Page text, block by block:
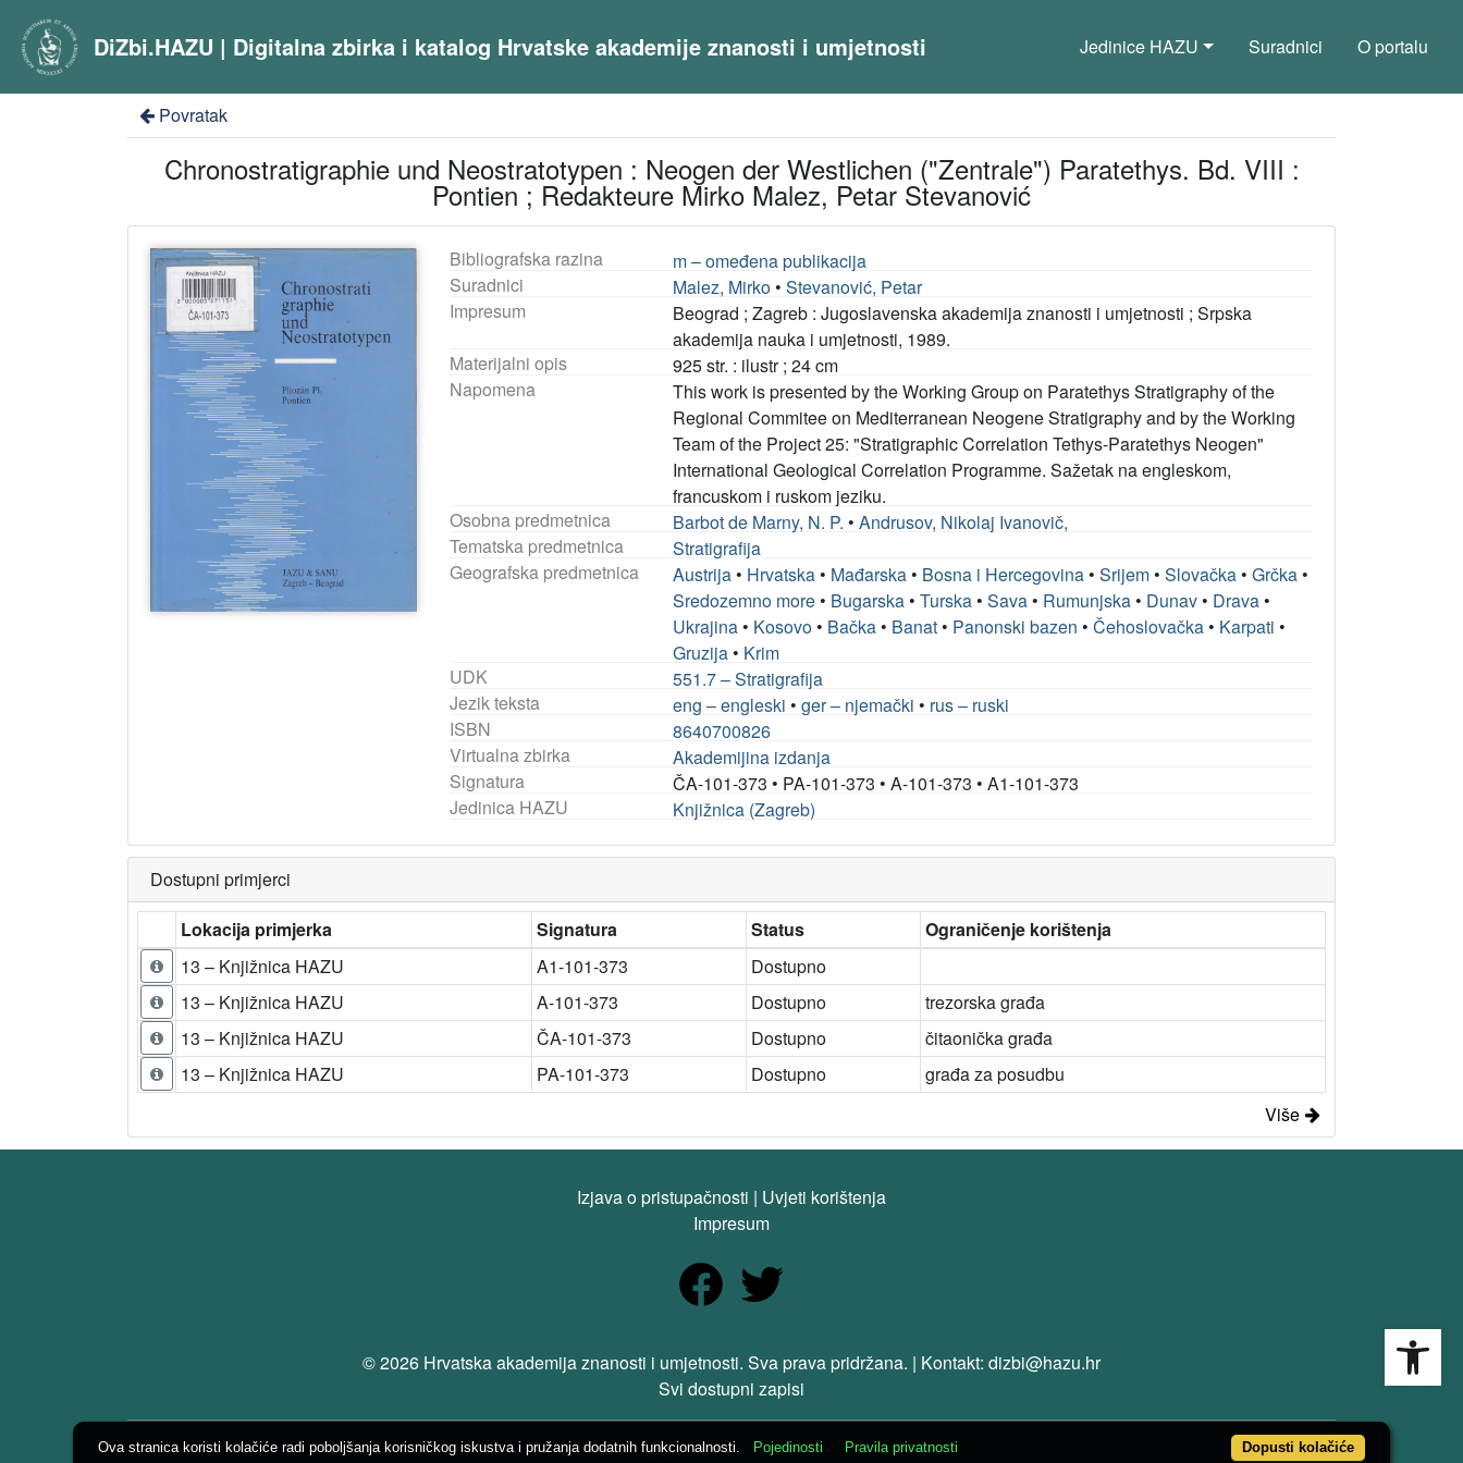
DiZbi.HAZU | Digitalna zbirka i katalog Hrvatske akademije znanosti i umjetnosti Jedinice HAZU Suradnici O portalu
Povratak
Chronostratigraphie und Neostratotypen : Neogen der Westlichen ("Zentrale") Paratethys. Bd. VIII :
Pontien ; Redakteure Mirko Malez, Petar Stevanović
Bibliografska razina
m – omeđena publikacija
Suradnici
Malez, Mirko •Stevanović, Petar
Impresum
Beograd ; Zagreb : Jugoslavenska akademija znanosti i umjetnosti ; Srpska
akademija nauka i umjetnosti, 1989.
Materijalni opis
925 str. : ilustr ; 24 cm
Napomena
This work is presented by the Working Group on Paratethys Stratigraphy of the
Regional Commitee on Mediterranean Neogene Stratigraphy and by the Working
Team of the Project 25: "Stratigraphic Correlation Tethys-Paratethys Neogen"
International Geological Correlation Programme. Sažetak na engleskom,
francuskom i ruskom jeziku.
Osobna predmetnica
Barbot de Marny, N. P. •Andrusov, Nikolaj Ivanovič,
Tematska predmetnica
Stratigrafija
Geografska predmetnica
Austrija • Hrvatska • Mađarska • Bosna i Hercegovina •Srijem •Slovačka •Grčka •
Sredozemno more • Bugarska •Turska •Sava • Rumunjska • Dunav • Drava •
Ukrajina • Kosovo • Bačka • Banat • Panonski bazen •Čehoslovačka • Karpati •
Gruzija • Krim
UDK
551.7 – Stratigrafija
Jezik teksta
eng – engleski •ger – njemački • rus – ruski
ISBN
8640700826
Virtualna zbirka
Akademijina izdanja
Signatura
ČA-101-373 • PA-101-373 •A-101-373 •A1-101-373
Jedinica HAZU
Knjižnica (Zagreb)
Dostupni primjerci
Lokacija primjerka
Signatura Status
Ograničenje korištenja
13 – Knjižnica HAZU
A1-101-373
Dostupno
13 – Knjižnica HAZU
A-101-373 Dostupno
trezorska građa
13 – Knjižnica HAZU
ČA-101-373 Dostupno
čitaonička građa
13 – Knjižnica HAZU
PA-101-373 Dostupno
građa za posudbu
Više
Izjava o pristupačnosti | Uvjeti korištenja
Impresum
© 2026 Hrvatska akademija znanosti i umjetnosti. Sva prava pridržana. | Kontakt: dizbi@hazu.hr
Svi dostupni zapisi
Ova stranica koristi kolačiće radi poboljšanja korisničkog iskustva i pružanja dodatnih funkcionalnosti. Pojedinosti Pravila privatnosti Dopusti kolačiće